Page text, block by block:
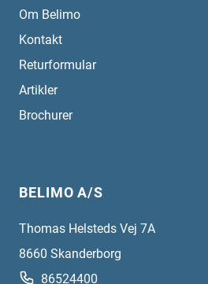
Om Belimo
Kontakt
Returformular
Artikler
Brochurer
BELIMO A/S
Thomas Helsteds Vej 7A
8660 Skanderborg
86524400